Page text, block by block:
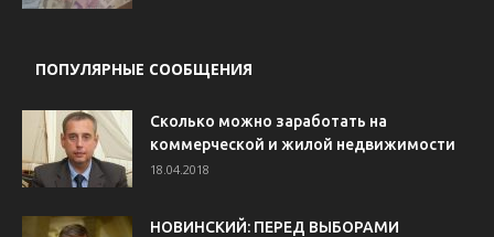
ПОПУЛЯРНЫЕ СООБЩЕНИЯ
Сколько можно заработать на
коммерческой и жилой недвижимости
18.04.2018
НОВИНСКИЙ: ПЕРЕД ВЫБОРАМИ